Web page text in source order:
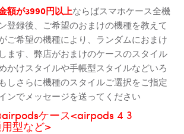
額が3990円以上ならばスマホケース全機
登録後、ご希望のおまけの機種を教えて
ご希望の機種により、ランダムにおまけ
ます、弊店がおまけのケースのスタイル
かけスタイルや手帳型スタイルなどいろ
しさらに機種のスタイルご選択をご指定
ンでメッセージを送ってください
ケース<airpods 4 3
型など>